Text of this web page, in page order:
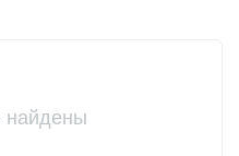
найдены